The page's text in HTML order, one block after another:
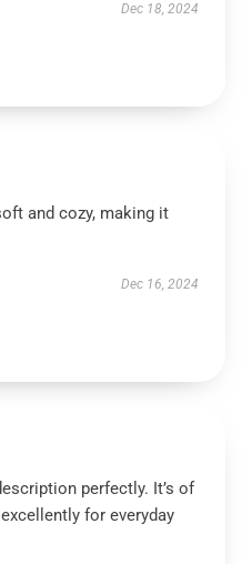
Dec 18, 2024
and cozy, making it
Dec 16, 2024
perfectly. It’s of
for everyday